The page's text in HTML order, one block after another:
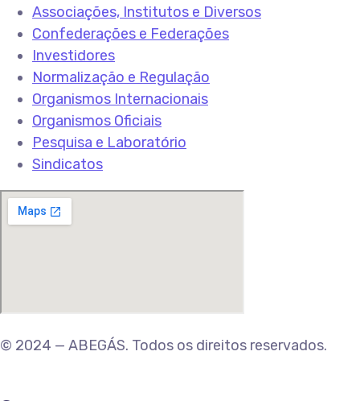
Associações, Institutos e Diversos
Confederações e Federações
Investidores
Normalização e Regulação
Organismos Internacionais
Organismos Oficiais
Pesquisa e Laboratório
Sindicatos
© 2024 — ABEGÁS. Todos os direitos reservados.